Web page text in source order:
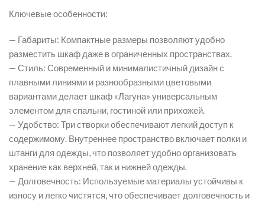
Ключевые особенности:
— Габариты: Компактные размеры позволяют удобно
разместить шкаф даже в ограниченных пространствах.
— Стиль: Современный и минималистичный дизайн с
плавными линиями и разнообразными цветовыми
вариантами делает шкаф «Лагуна» универсальным
элементом для спальни, гостиной или прихожей.
— Удобство: Три створки обеспечивают легкий доступ к
содержимому. Внутреннее пространство включает полки и
штанги для одежды, что позволяет удобно организовать
хранение как верхней, так и нижней одежды.
— Долговечность: Используемые материалы устойчивы к
износу и легко чистятся, что обеспечивает долговечность и